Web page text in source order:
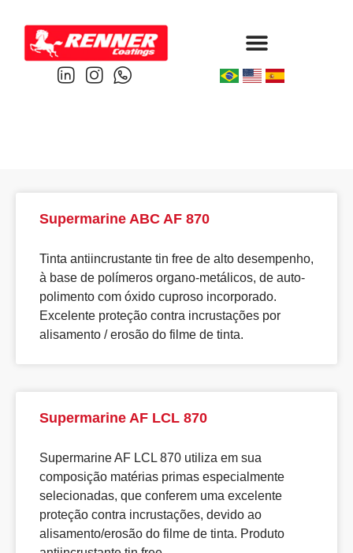
Supermarine ABC AF 870
Tinta antiincrustante tin free de alto desempenho,
à base de polímeros organo-metálicos, de auto-
polimento com óxido cuproso incorporado.
Excelente proteção contra incrustações por
alisamento / erosão do filme de tinta.
Supermarine AF LCL 870
Supermarine AF LCL 870 utiliza em sua
composição matérias primas especialmente
selecionadas, que conferem uma excelente
proteção contra incrustações, devido ao
alisamento/erosão do filme de tinta. Produto